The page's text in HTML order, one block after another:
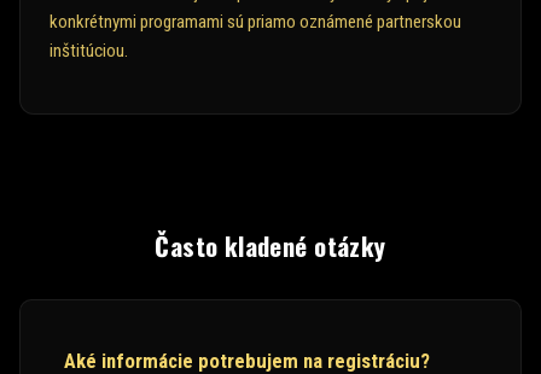
konkrétnymi programami sú priamo oznámené partnerskou
inštitúciou.
Často kladené otázky
Aké informácie potrebujem na registráciu?